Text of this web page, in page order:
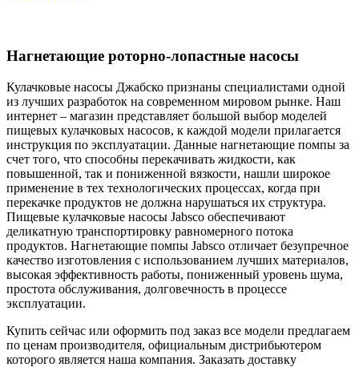
Нагнетающие роторно-лопастные насосы
Кулачковые насосы Джабско признаны специалистами одной
из лучших разработок на современном мировом рынке. Наш
интернет – магазин представляет большой выбор моделей
пищевых кулачковых насосов, к каждой модели прилагается
инструкция по эксплуатации. Данные нагнетающие помпы за
счет того, что способны перекачивать жидкости, как
повышенной, так и пониженной вязкости, нашли широкое
применение в тех технологических процессах, когда при
перекачке продуктов не должна нарушаться их структура.
Пищевые кулачковые насосы Jabsco обеспечивают
деликатную транспортировку равномерного потока
продуктов. Нагнетающие помпы Jabsco отличает безупречное
качество изготовления с использованием лучших материалов,
высокая эффективность работы, пониженный уровень шума,
простота обслуживания, долговечность в процессе
эксплуатации.
Купить сейчас или оформить под заказ все модели предлагаем
по ценам производителя, официальным дистрибьютером
которого является наша компания. Заказать доставку